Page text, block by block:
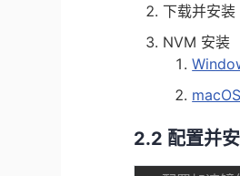
下载并安
NVM 安装
2.2 配置并